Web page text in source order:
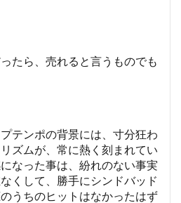
たら、売れると言うものでも
テンポの背景には、寸分狂わ
ズムが、常に熱く刻まれてい
なった事は、紛れのない事実
くして、勝手にシンドバッド
うちのヒットはなかったはず